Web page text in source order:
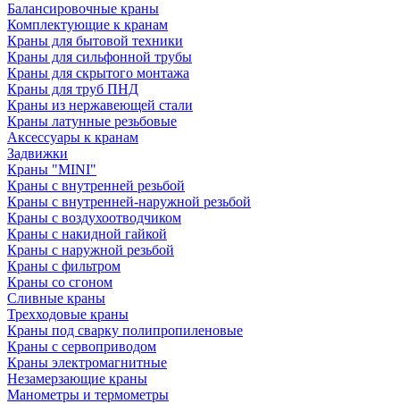
Балансировочные краны
Комплектующие к кранам
Краны для бытовой техники
Краны для сильфонной трубы
Краны для скрытого монтажа
Краны для труб ПНД
Краны из нержавеющей стали
Краны латунные резьбовые
Аксессуары к кранам
Задвижки
Краны "MINI"
Краны с внутренней резьбой
Краны с внутренней-наружной резьбой
Краны с воздухоотводчиком
Краны с накидной гайкой
Краны с наружной резьбой
Краны с фильтром
Краны со сгоном
Сливные краны
Трехходовые краны
Краны под сварку полипропиленовые
Краны с сервоприводом
Краны электромагнитные
Незамерзающие краны
Манометры и термометры